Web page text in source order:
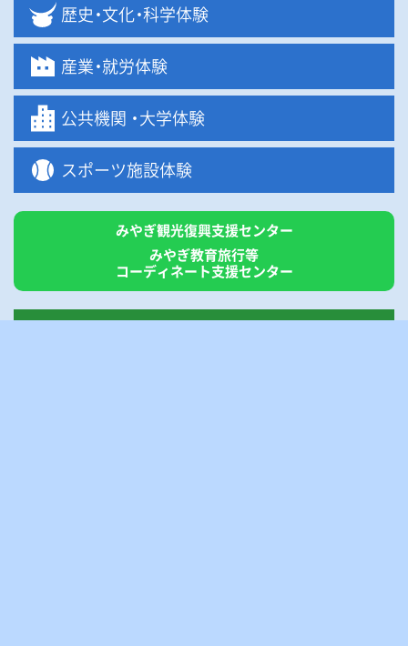
歴史・文化・科学体験
産業・就労体験
公共機関 ・大学体験
スポーツ施設体験
みやぎ観光復興支援センター
みやぎ教育旅行等
コーディネート支援センター